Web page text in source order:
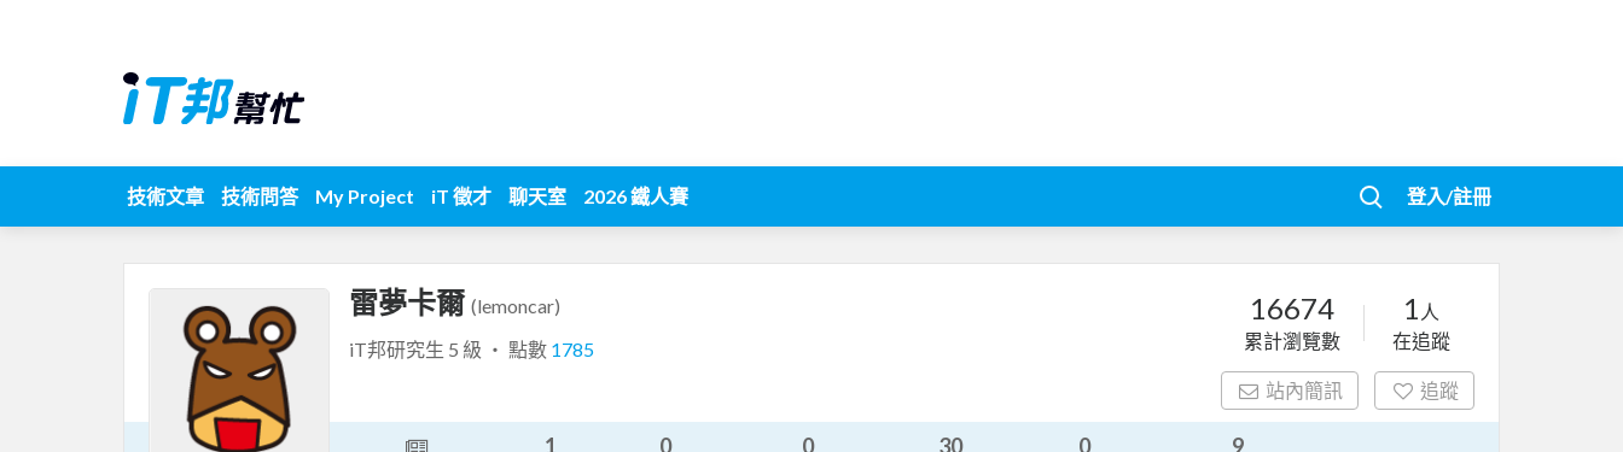
技術文章 技術問答 My Project iT 徵才 聊天室 2026 鐵人賽 登入/註冊
雷夢卡爾 (lemoncar)
iT邦研究生 5 級 ‧ 點數 1785
16674
累計瀏覽數
1 人
在追蹤
站內簡訊 追蹤
1 0 0 30 0 9